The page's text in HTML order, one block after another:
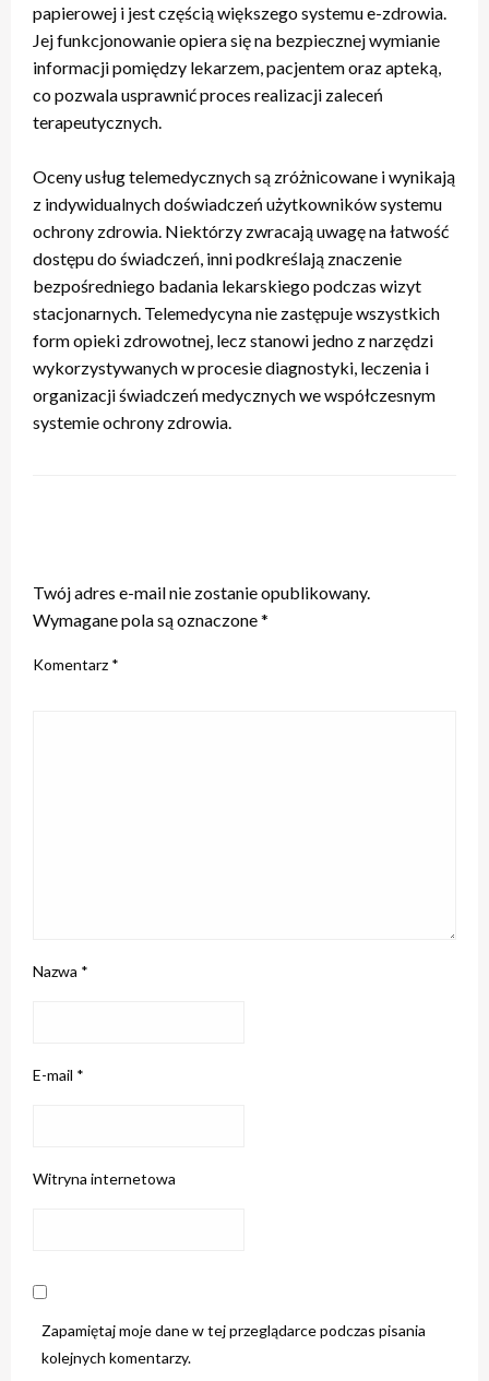
papierowej i jest częścią większego systemu e-zdrowia.
Jej funkcjonowanie opiera się na bezpiecznej wymianie
informacji pomiędzy lekarzem, pacjentem oraz apteką,
co pozwala usprawnić proces realizacji zaleceń
terapeutycznych.
Oceny usług telemedycznych są zróżnicowane i wynikają
z indywidualnych doświadczeń użytkowników systemu
ochrony zdrowia. Niektórzy zwracają uwagę na łatwość
dostępu do świadczeń, inni podkreślają znaczenie
bezpośredniego badania lekarskiego podczas wizyt
stacjonarnych. Telemedycyna nie zastępuje wszystkich
form opieki zdrowotnej, lecz stanowi jedno z narzędzi
wykorzystywanych w procesie diagnostyki, leczenia i
organizacji świadczeń medycznych we współczesnym
systemie ochrony zdrowia.
Twój adres e-mail nie zostanie opublikowany.
Wymagane pola są oznaczone*
Komentarz *
Nazwa *
E-mail *
Witryna internetowa
Zapamiętaj moje dane w tej przeglądarce podczas pisania
kolejnych komentarzy.